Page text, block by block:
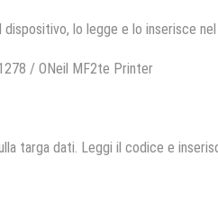
lo legge e lo inserisce
/ ONeil MF2te Printer
targa dati. Leggi il codice e